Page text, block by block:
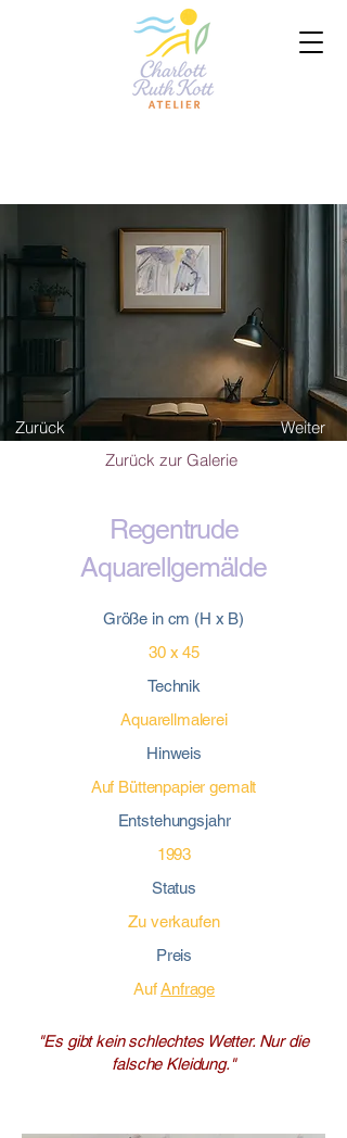
Zurück
Weiter
Zurück zur Galerie
Regentrude
Aquarellgemälde
Größe in cm (H x B)
30 x 45
Technik
Aquarellmalerei
Hinweis
Auf Büttenpapier gemalt
Entstehungsjahr
1993
Status
Zu verkaufen
Preis
AufAnfrage
"Es gibt kein schlechtes Wetter. Nur die
falsche Kleidung."